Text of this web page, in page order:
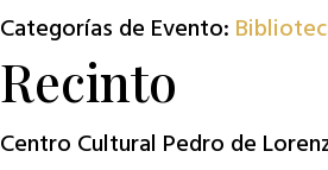
Categorías de Evento:
Recinto
Centro Cultural Pedro de